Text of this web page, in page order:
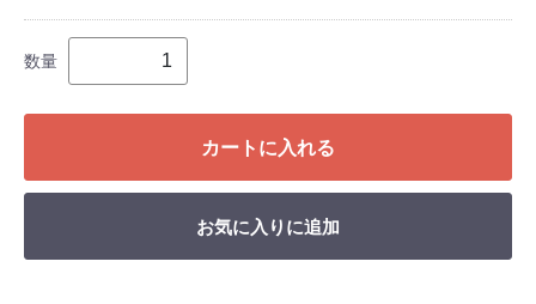
数量
カートに入れる
お気に入りに追加